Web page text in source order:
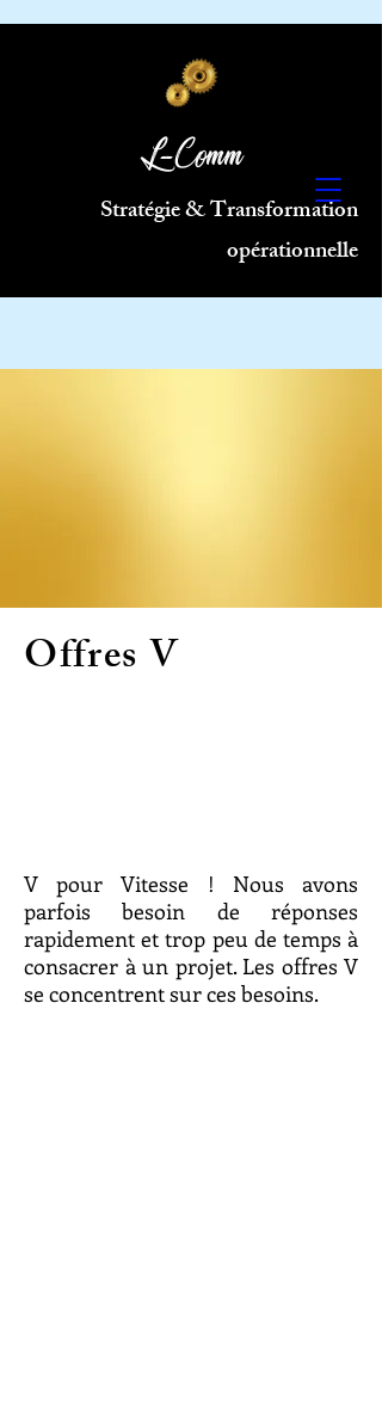
L-Comm
Stratégie & Transformation
opérationnelle
Offres V
V pour Vitesse ! Nous avons
parfois besoin de réponses
rapidement et trop peu de temps à
consacrer à un projet. Les offres V
se concentrent sur ces besoins.